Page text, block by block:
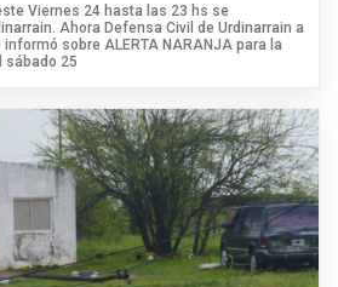
Viernes 24 hasta las 23 hs se
Ahora Defensa Civil de Urdinarrain a
sobre ALERTA NARANJA para la
sábado 25